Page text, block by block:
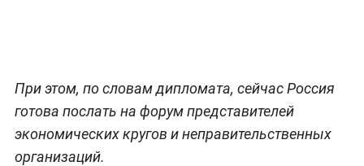
При этом, по словам дипломата, сейчас Россия
готова послать на форум представителей
экономических кругов и неправительственных
организаций.